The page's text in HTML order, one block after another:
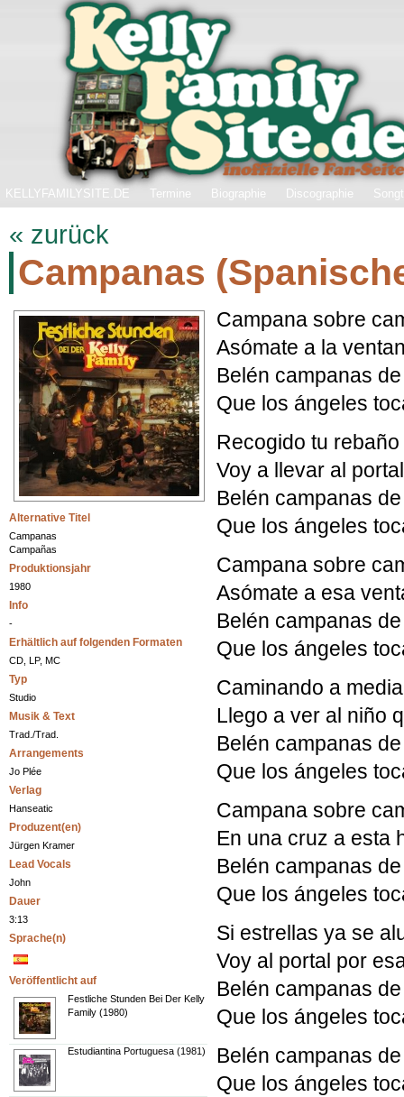
KELLYFAMILYSITE.DE Termine Biographie Discographie
« zurück
Campanas
Alternative Titel
Campanas
Campañas
Produktionsjahr
1980
Info
-
Erhältlich auf folgenden Formaten
CD, LP, MC
Typ
Studio
Musik & Text
Trad./Trad.
Arrangements
Jo Plée
Verlag
Hanseatic
Produzent(en)
Jürgen Kramer
Lead Vocals
John
Dauer
3:13
Sprache(n)
Veröffentlicht auf
Festliche Stunden Bei Der Kelly
Family (1980)
Estudiantina Portuguesa (1981)
Campana sobre
Asómate a la
Belén campanas
Que los ángeles
Recogido tu
Voy a llevar al
Belén campanas
Que los ángeles
Campana sobre
Asómate a esa
Belén campanas
Que los ángeles
Caminando a
Llego a ver al niño
Belén campanas
Que los ángeles
Campana sobre
En una cruz a esta
Belén campanas
Que los ángeles
Si estrellas ya se
Voy al portal por
Belén campanas
Que los ángeles
Belén campanas
Que los ángeles